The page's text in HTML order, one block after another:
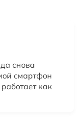
снова
смартфон
как